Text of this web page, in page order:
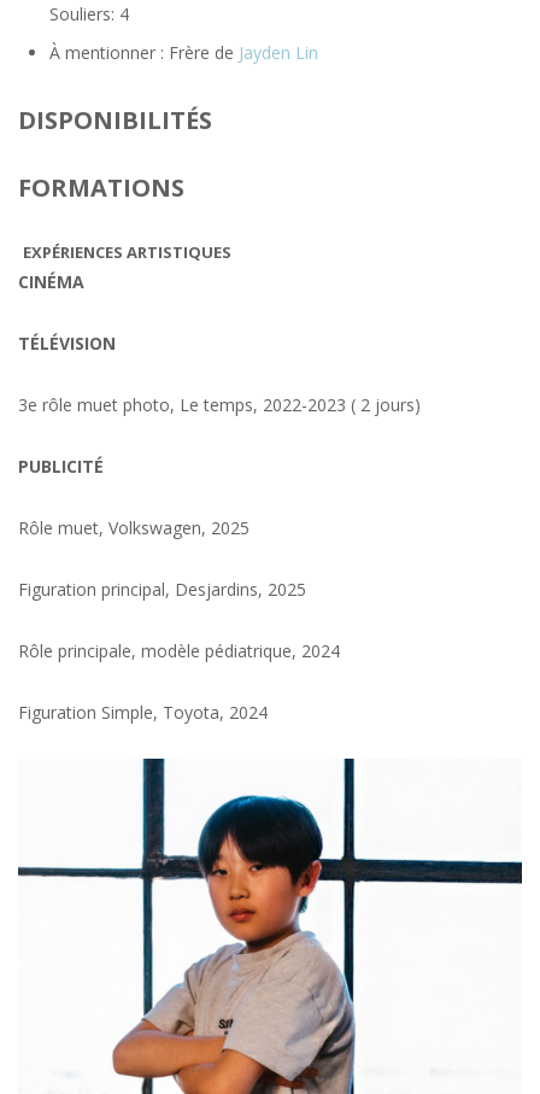
Souliers: 4
À mentionner : Frère de Jayden Lin
DISPONIBILITÉS
FORMATIONS
EXPÉRIENCES ARTISTIQUES
CINÉMA
TÉLÉVISION
3e rôle muet photo, Le temps, 2022-2023 ( 2 jours)
PUBLICITÉ
Rôle muet, Volkswagen, 2025
Figuration principal, Desjardins, 2025
Rôle principale, modèle pédiatrique, 2024
Figuration Simple, Toyota, 2024